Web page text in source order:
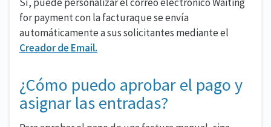
for payment con la facturaque se envía
automáticamente a sus solicitantes mediante el
Creador de Email.
¿Cómo puedo aprobar el pago y
asignar las entradas?